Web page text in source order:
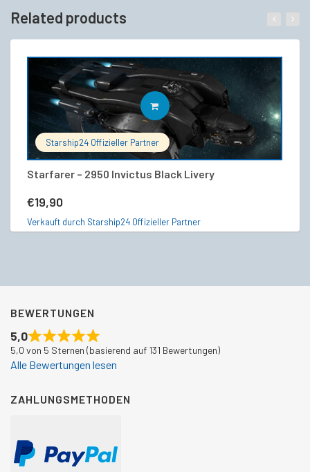
Related products
Starship24 Offizieller Partner
Starfarer – 2950 Invictus Black Livery
€19,90
IN DEN WARENKORB
Verkauft durch Starship24 Offizieller Partner
BEWERTUNGEN
5,0
5,0 von 5 Sternen (basierend auf 131 Bewertungen)
Alle Bewertungen lesen
ZAHLUNGSMETHODEN